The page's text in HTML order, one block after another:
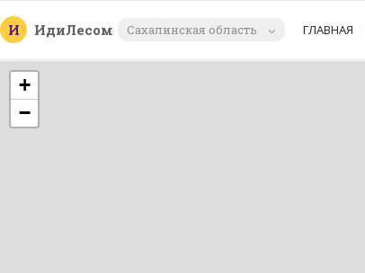
И ИдиЛесом Сахалинская область ГЛАВНАЯ
+
−